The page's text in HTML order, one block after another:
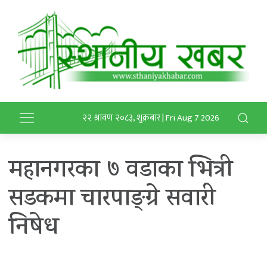
२२ श्रावण २०८३, शुक्रबार | Fri Aug 7 2026
महानगरका ७ वडाका भित्री
सडकमा चारपाङ्ग्रे सवारी
निषेध